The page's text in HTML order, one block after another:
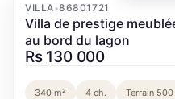
VILLA•86801721
Villa de prestige
au bord du lagon
Rs 130 000
340 m² 4 ch. Terrain 500